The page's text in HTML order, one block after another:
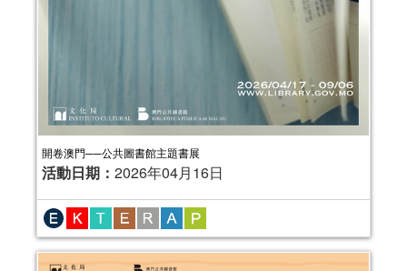
開卷澳門──公共圖書館主題書展
活動日期： 2026年04月16日